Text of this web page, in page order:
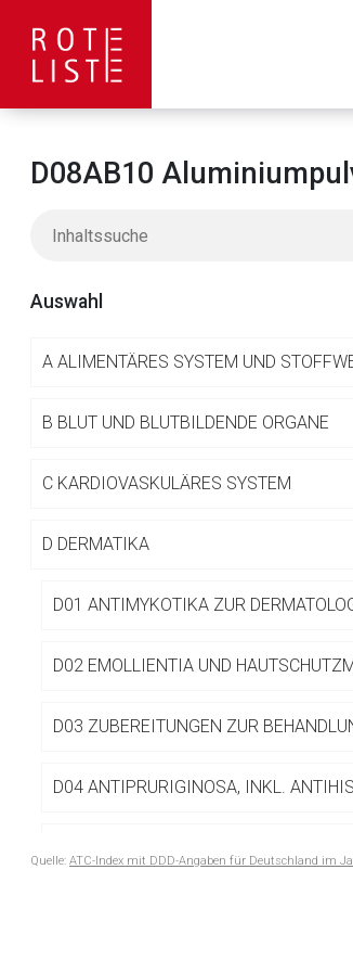
D08AB10
Auswahl
A ALIMENTÄRES SYSTEM UND
B BLUT UND BLUTBILDENDE ORGANE
C KARDIOVASKULÄRES SYSTEM
D DERMATIKA
D01 ANTIMYKOTIKA ZUR
D02 EMOLLIENTIA UND
D03 ZUBEREITUNGEN ZUR
D04 ANTIPRURIGINOSA, INKL.
Quelle: ATC-Index mit DDD-Angaben für Deutschland im
Der